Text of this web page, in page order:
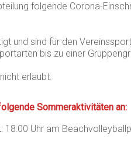
folgende Corona-
und sind für den
bis zu einer
erlaubt.
Sommeraktivitäten an:
18:00 Uhr am